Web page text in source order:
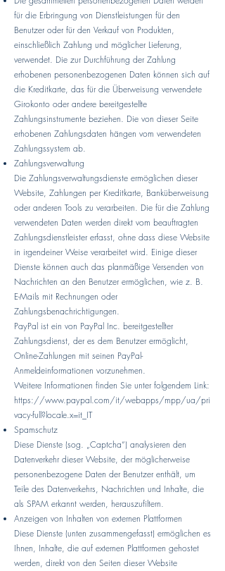
für die Erbringung von Dienstleistungen für den
Benutzer oder für den Verkauf von Produkten,
einschließlich Zahlung und möglicher Lieferung,
verwendet. Die zur Durchführung der Zahlung
erhobenen personenbezogenen Daten können sich auf
die Kreditkarte, das für die Überweisung verwendete
Girokonto oder andere bereitgestellte
Zahlungsinstrumente beziehen. Die von dieser Seite
erhobenen Zahlungsdaten hängen vom verwendeten
Zahlungssystem ab.
Zahlungsverwaltung
Die Zahlungsverwaltungsdienste ermöglichen dieser
Website, Zahlungen per Kreditkarte, Banküberweisung
oder anderen Tools zu verarbeiten. Die für die Zahlung
verwendeten Daten werden direkt vom beauftragten
Zahlungsdienstleister erfasst, ohne dass diese Website
in irgendeiner Weise verarbeitet wird. Einige dieser
Dienste können auch das planmäßige Versenden von
Nachrichten an den Benutzer ermöglichen, wie z. B.
E-Mails mit Rechnungen oder
Zahlungsbenachrichtigungen.
PayPal ist ein von PayPal Inc. bereitgestellter
Zahlungsdienst, der es dem Benutzer ermöglicht,
Online-Zahlungen mit seinen PayPal-
Anmeldeinformationen vorzunehmen.
Weitere Informationen finden Sie unter folgendem Link:
https://www.paypal.com/it/webapps/mpp/ua/pri
vacy-full?locale.x=it_IT
Spamschutz
Diese Dienste (sog. „Captcha“) analysieren den
Datenverkehr dieser Website, der möglicherweise
personenbezogene Daten der Benutzer enthält, um
Teile des Datenverkehrs, Nachrichten und Inhalte, die
als SPAM erkannt werden, herauszufiltern.
Anzeigen von Inhalten von externen Plattformen
Diese Dienste (unten zusammengefasst) ermöglichen es
Ihnen, Inhalte, die auf externen Plattformen gehostet
werden, direkt von den Seiten dieser Website